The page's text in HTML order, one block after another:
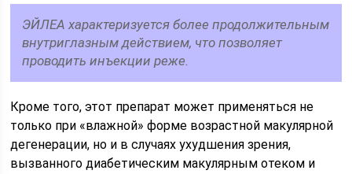
ЭЙЛЕА характеризуется более продолжительным
внутриглазным действием, что позволяет
проводить инъекции реже.
Кроме того, этот препарат может применяться не
только при «влажной» форме возрастной макулярной
дегенерации, но и в случаях ухудшения зрения,
вызванного диабетическим макулярным отеком и